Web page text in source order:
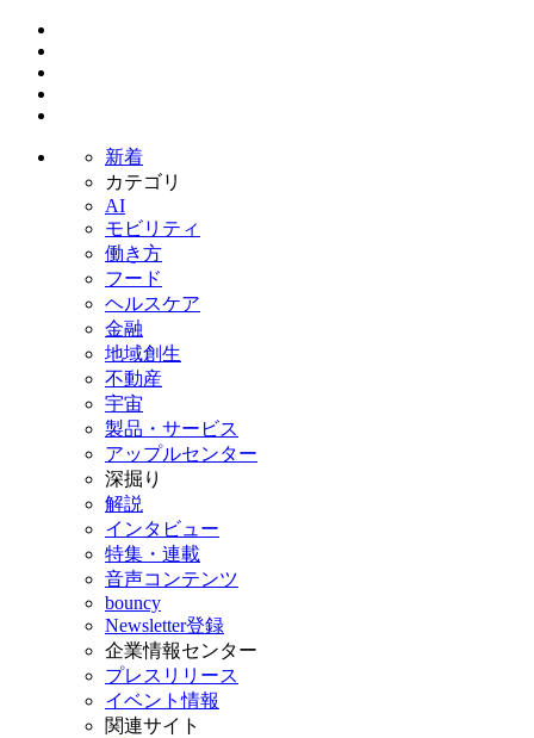
新着
カテゴリ
AI
モビリティ
働き方
フード
ヘルスケア
金融
地域創生
不動産
宇宙
製品・サービス
アップルセンター
深掘り
解説
インタビュー
特集・連載
音声コンテンツ
bouncy
Newsletter登録
企業情報センター
プレスリリース
イベント情報
関連サイト